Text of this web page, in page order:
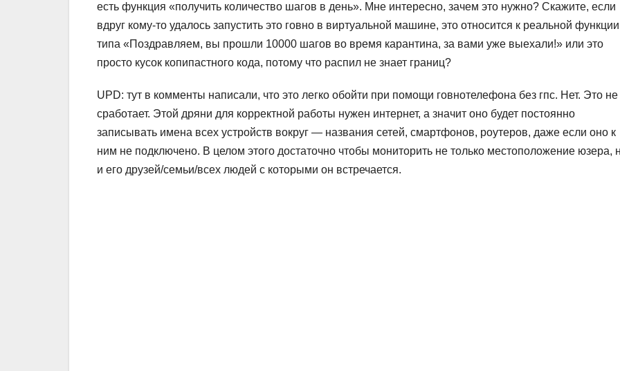
есть функция «получить количество шагов в день». Мне интересно, зачем это нужно? Скажите, если
вдруг кому-то удалось запустить это говно в виртуальной машине, это относится к реальной
типа «Поздравляем, вы прошли 10000 шагов во время карантина, за вами уже выехали!» или это
просто кусок копипастного кода, потому что распил не знает границ?
UPD: тут в комменты написали, что это легко обойти при помощи говнотелефона без гпс. Нет. Это не
сработает. Этой дряни для корректной работы нужен интернет, а значит оно будет постоянно
записывать имена всех устройств вокруг — названия сетей, смартфонов, роутеров, даже если оно к
ним не подключено. В целом этого достаточно чтобы мониторить не только местоположение юзера,
и его друзей/семьи/всех людей с которыми он встречается.